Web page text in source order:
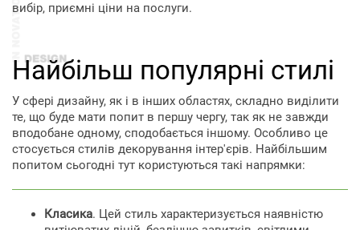
вибір, приємні ціни на послуги.
Найбільш популярні стилі
У сфері дизайну, як і в інших областях, складно виділити
те, що буде мати попит в першу чергу, так як не завжди
вподобане одному, сподобається іншому. Особливо це
стосується стилів декорування інтер'єрів. Найбільшим
попитом сьогодні тут користуються такі напрямки:
Класика. Цей стиль характеризується наявністю